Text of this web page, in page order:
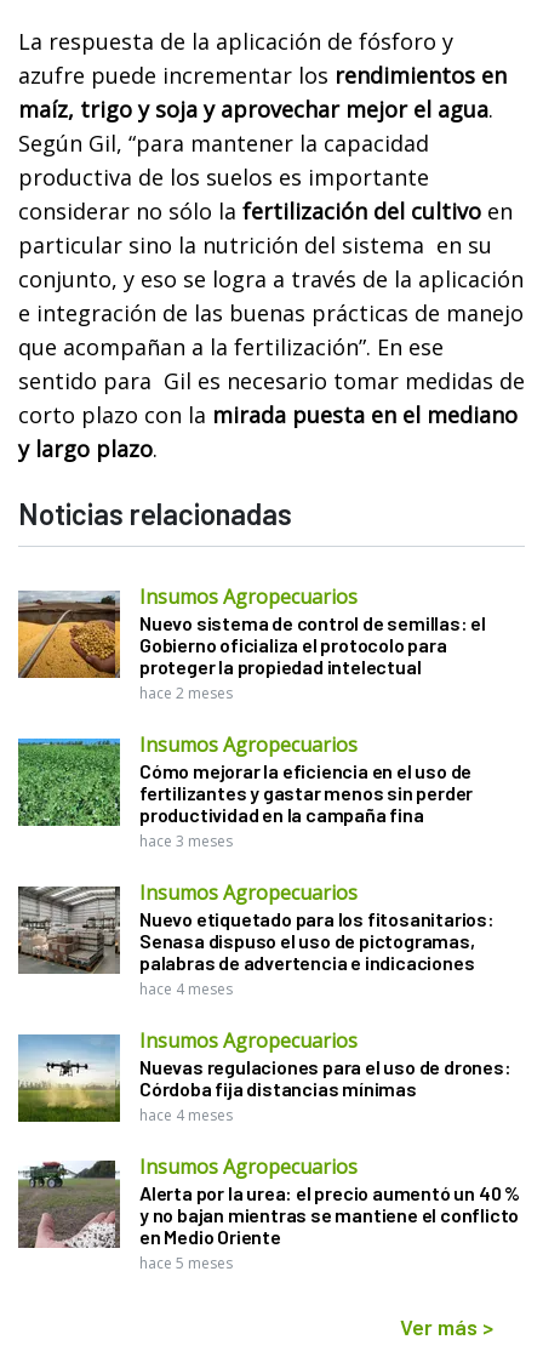
La respuesta de la aplicación de fósforo y
azufre puede incrementar los rendimientos en
maíz, trigo y soja y aprovechar mejor el agua.
Según Gil, “para mantener la capacidad
productiva de los suelos es importante
considerar no sólo la fertilización del cultivo en
particular sino la nutrición del sistema en su
conjunto, y eso se logra a través de la aplicación
e integración de las buenas prácticas de manejo
que acompañan a la fertilización”. En ese
sentido para Gil es necesario tomar medidas de
corto plazo con la mirada puesta en el mediano
y largo plazo.
Noticias relacionadas
Insumos Agropecuarios
Nuevo sistema de control de semillas: el
Gobierno oficializa el protocolo para
proteger la propiedad intelectual
hace 2 meses
Insumos Agropecuarios
Cómo mejorar la eficiencia en el uso de
fertilizantes y gastar menos sin perder
productividad en la campaña fina
hace 3 meses
Insumos Agropecuarios
Nuevo etiquetado para los fitosanitarios:
Senasa dispuso el uso de pictogramas,
palabras de advertencia e indicaciones
hace 4 meses
Insumos Agropecuarios
Nuevas regulaciones para el uso de drones:
Córdoba fija distancias mínimas
hace 4 meses
Insumos Agropecuarios
Alerta por la urea: el precio aumentó un 40 %
y no bajan mientras se mantiene el conflicto
en Medio Oriente
hace 5 meses
Ver más >